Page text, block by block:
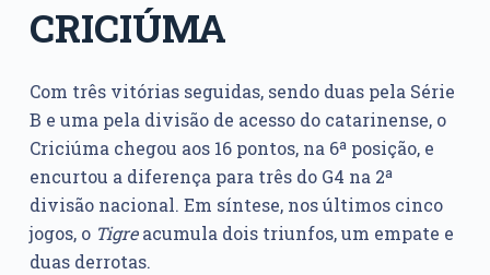
CRICIÚMA
Com três vitórias seguidas, sendo duas pela Série
B e uma pela divisão de acesso do catarinense, o
Criciúma chegou aos 16 pontos, na 6ª posição, e
encurtou a diferença para três do G4 na 2ª
divisão nacional. Em síntese, nos últimos cinco
jogos, o Tigreacumula dois triunfos, um empate e
duas derrotas.